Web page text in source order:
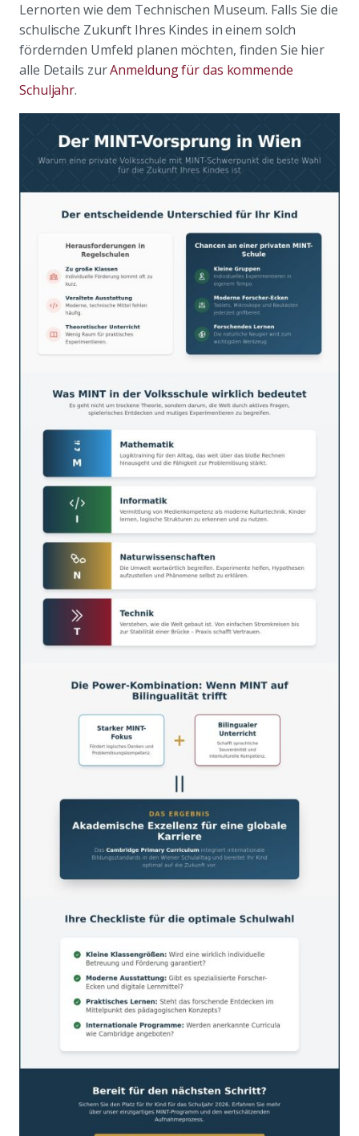
Lernorten wie dem Technischen Museum. Falls Sie die
schulische Zukunft Ihres Kindes in einem solch
fördernden Umfeld planen möchten, finden Sie hier
alle Details zurAnmeldung für das kommende
Schuljahr.